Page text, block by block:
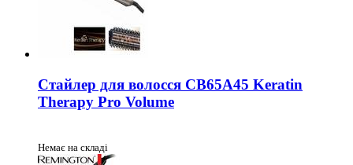
Стайлер для волосся CB65A45 Keratin
Therapy Pro Volume
Немає на складі